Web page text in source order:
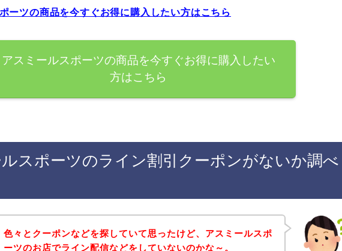
ーツの商品を今すぐお得に購入したい方はこちら
アスミールスポーツの商品を今すぐお得に購入したい
方はこちら
スポーツのライン割引クーポンがないか調べ
色々とクーポンなどを探していて思ったけど、アスミールスポ
ーツのお店でライン配信などをしていないのかな～。